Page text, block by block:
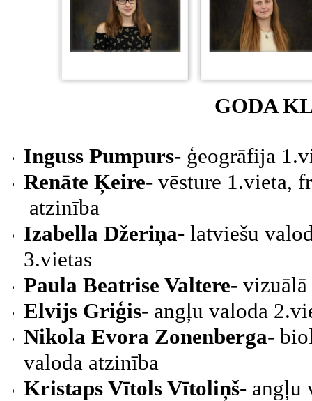
GODA
Inguss Pumpurs- ģeogrāfija
Renāte Ķeire- vēsture 1.vieta,
atzinība
Izabella Džeriņa- latviešu
3.vietas
Paula Beatrise Valtere-
Elvijs Griģis- angļu valoda
Nikola Evora Zonenberga-
valoda atzinība
Kristaps Vītols Vītoliņš- angļu